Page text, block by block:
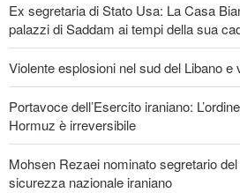
EVENTI
Ex segretaria di Stato Usa: La Casa
palazzi di Saddam ai tempi della sua
Violente esplosioni nel sud del Libano e
Portavoce dell’Esercito iraniano:
Hormuz è irreversibile
Mohsen Rezaei nominato segretario
sicurezza nazionale iraniano